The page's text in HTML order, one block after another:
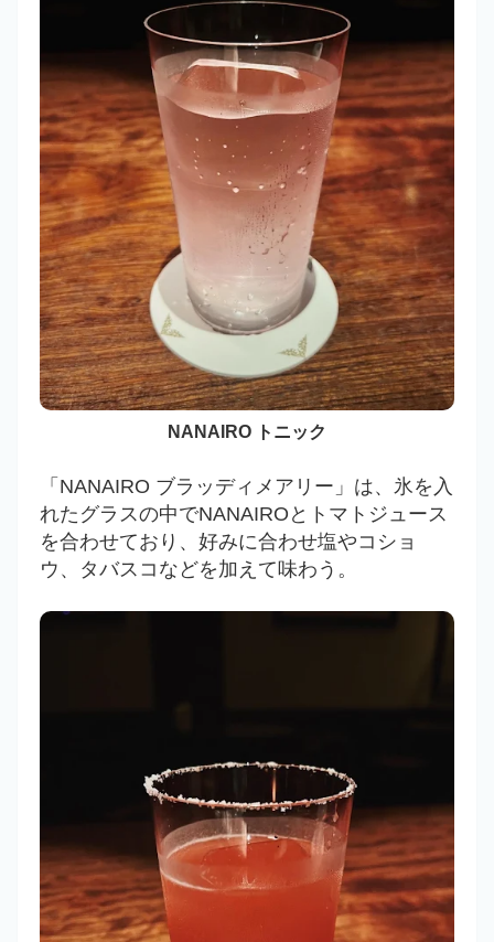
NANAIRO トニック
「 NANAIRO ブラッディメアリー」は、氷を入
れたグラスの中でNANAIROとトマトジュース
を合わせており、好みに合わせ塩やコショ
ウ、タバスコなどを加えて味わう。